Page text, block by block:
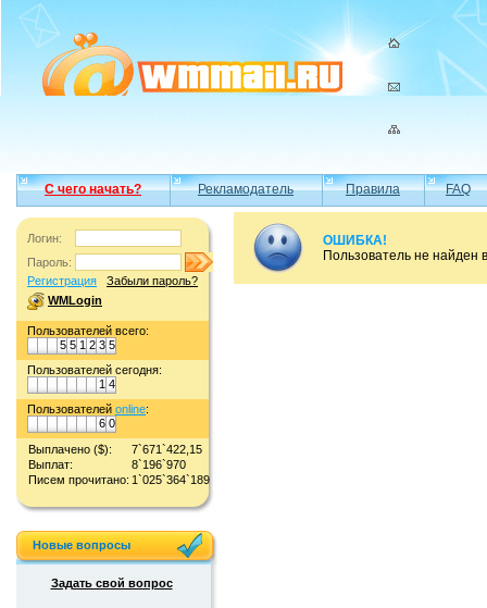
С чего начать? Рекламодатель Правила FAQ
Логин:
Пароль:
Регистрация
Забыли пароль?
WMLogin
Пользователей всего:
5 5 1 2 3 5
Пользователей сегодня:
1 4
Пользователей online:
6 0
Выплачено ($):
7`671`422,15
Выплат:
8`196`970
Писем прочитано: 1`025`364`189
Новые вопросы
Задать свой вопрос
ОШИБКА!
Пользователь не найден